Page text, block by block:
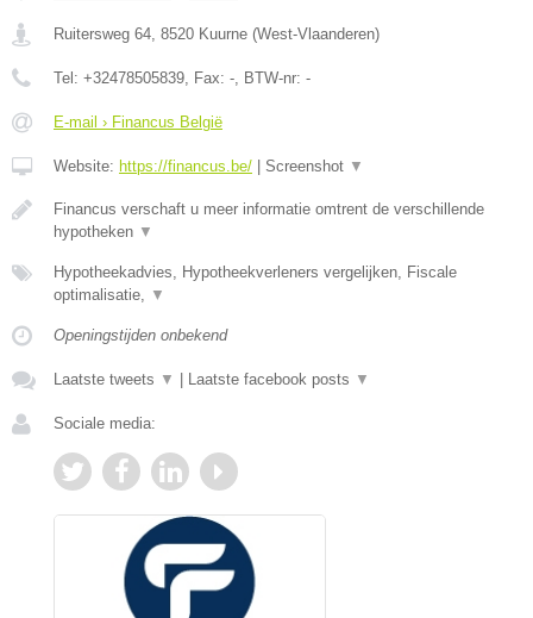
Ruitersweg 64, 8520 Kuurne (West-Vlaanderen)
Tel: +32478505839, Fax: -, BTW-nr: -
E-mail › Financus België
Website: https://financus.be/ Screenshot ▼
Financus verschaft u meer informatie omtrent de verschillende
hypotheken ▼
Hypotheekadvies, Hypotheekverleners vergelijken, Fiscale
optimalisatie, ▼
Openingstijden onbekend
Laatste tweets ▼ Laatste facebook posts ▼
Sociale media: